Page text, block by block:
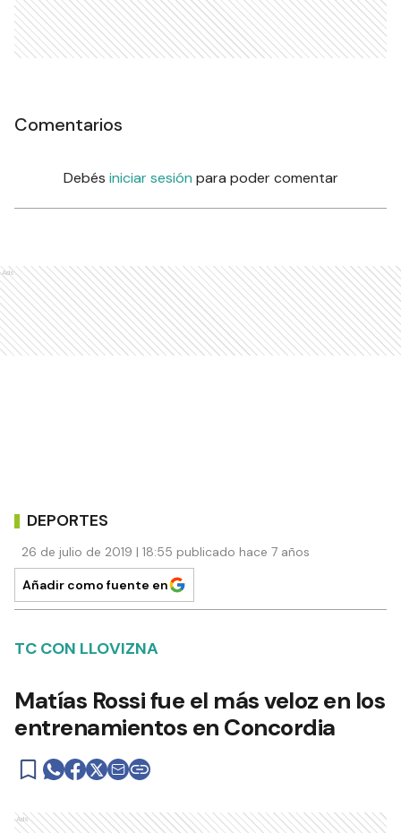
Comentarios
Debés iniciar sesión para poder comentar
Ads
DEPORTES
26 de julio de 2019 | 18:55 publicado hace 7 años
Añadir como fuente en
TC CON LLOVIZNA
Matías Rossi fue el más veloz en los
entrenamientos en Concordia
Ads